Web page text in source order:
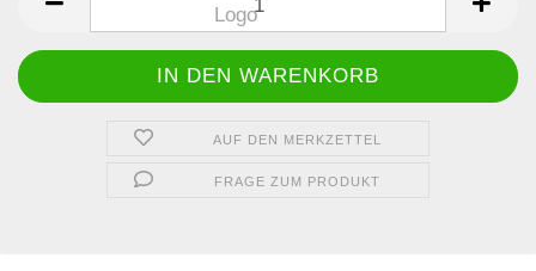
AUF DEN MERKZETTEL
FRAGE ZUM PRODUKT